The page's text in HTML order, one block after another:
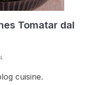
Tomatar dal
cuisine.